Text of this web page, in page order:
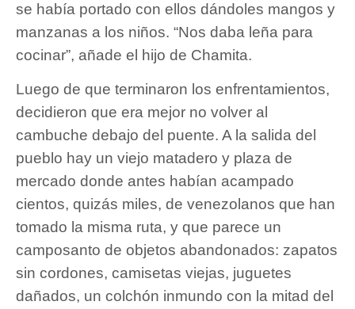
se había portado con ellos dándoles mangos y
manzanas a los niños. “Nos daba leña para
cocinar”, añade el hijo de Chamita.
Luego de que terminaron los enfrentamientos,
decidieron que era mejor no volver al
cambuche debajo del puente. A la salida del
pueblo hay un viejo matadero y plaza de
mercado donde antes habían acampado
cientos, quizás miles, de venezolanos que han
tomado la misma ruta, y que parece un
camposanto de objetos abandonados: zapatos
sin cordones, camisetas viejas, juguetes
dañados, un colchón inmundo con la mitad del